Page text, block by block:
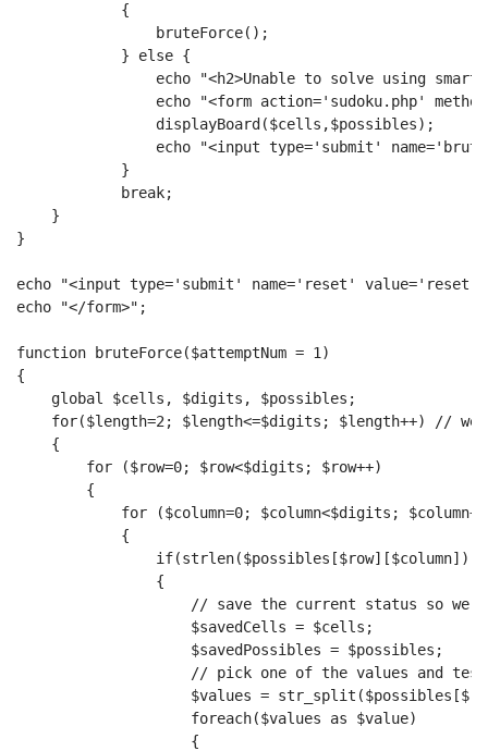
{
bruteForce();
} else {
echo "<h2>Unable to solve using smart
echo "<form action='sudoku.php'
displayBoard($cells,$possibles);
echo "<input type='submit' name='brute'
}
break;
}
}
echo "<input type='submit' name='reset'
echo "</form>";
function bruteForce($attemptNum = 1)
{
global $cells, $digits, $possibles;
for($length=2; $length<=$digits; $length++) //
{
for ($row=0; $row<$digits; $row++)
{
for ($column=0; $column<$digits;
{
if(strlen($possibles[$row][$column]) ==
{
// save the current status so we can
$savedCells = $cells;
$savedPossibles = $possibles;
// pick one of the values and
$values =
foreach($values as $value)
{